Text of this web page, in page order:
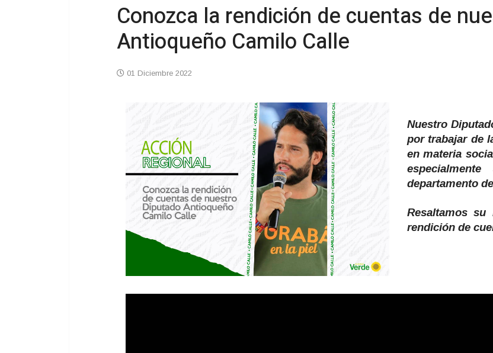
Conozca la rendición de cuentas de
Antioqueño Camilo Calle
01 Diciembre 2022
Nuestro
por trabajar de
en materia
departamento
Resaltamos
rendición de